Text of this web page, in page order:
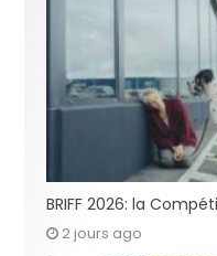
BRIFF 2026: la
2 jours ago